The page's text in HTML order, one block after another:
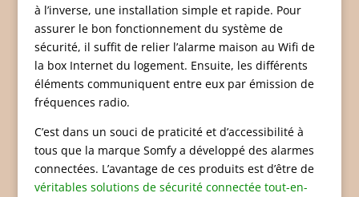
à l’inverse, une installation simple et rapide. Pour
assurer le bon fonctionnement du système de
sécurité, il suffit de relier l’alarme maison au Wifi de
la box Internet du logement. Ensuite, les différents
éléments communiquent entre eux par émission de
fréquences radio.
C’est dans un souci de praticité et d’accessibilité à
tous que la marque Somfy a développé des alarmes
connectées. L’avantage de ces produits est d’être de
véritables solutions de sécurité connectée tout-en-